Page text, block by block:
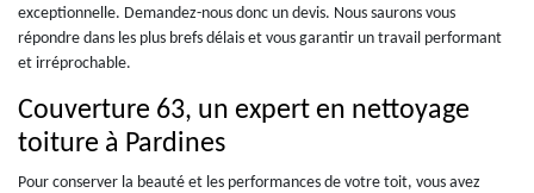
exceptionnelle. Demandez-nous donc un devis. Nous saurons vous
répondre dans les plus brefs délais et vous garantir un travail performant
et irréprochable.
Couverture 63, un expert en nettoyage
toiture à Pardines
Pour conserver la beauté et les performances de votre toit, vous avez